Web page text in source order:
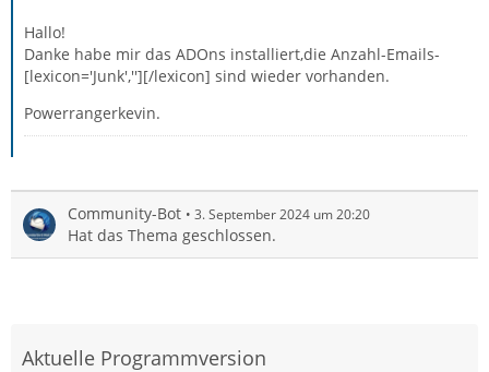
Hallo!
Danke habe mir das ADOns installiert,die Anzahl-Emails-
[lexicon='Junk',''][/lexicon] sind wieder vorhanden.
Powerrangerkevin.
Community-Bot 3. September 2024 um 20:20
Hat das Thema geschlossen.
Aktuelle Programmversion